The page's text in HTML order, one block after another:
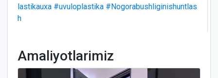
lastikauxa #uvuloplastika #Nogorabushliginishuntlas
h
Amaliyotlarimiz